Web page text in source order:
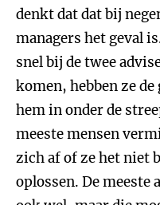
denkt dat dat bij
managers het geval
snel bij de twee
komen, hebben ze
hem in onder de
meeste mensen
zich af of ze het niet
oplossen. De meeste